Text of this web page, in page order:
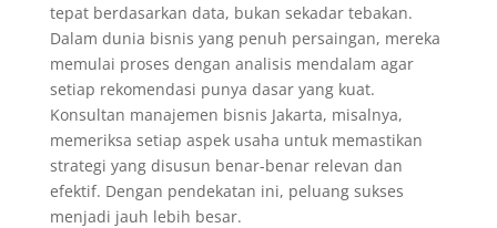
tepat berdasarkan data, bukan sekadar tebakan.
Dalam dunia bisnis yang penuh persaingan, mereka
memulai proses dengan analisis mendalam agar
setiap rekomendasi punya dasar yang kuat.
Konsultan manajemen bisnis Jakarta, misalnya,
memeriksa setiap aspek usaha untuk memastikan
strategi yang disusun benar-benar relevan dan
efektif. Dengan pendekatan ini, peluang sukses
menjadi jauh lebih besar.